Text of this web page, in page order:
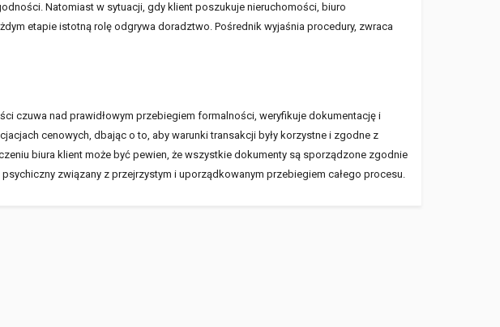
Natomiast w sytuacji, gdy klient poszukuje nieruchomości, biuro
etapie istotną rolę odgrywa doradztwo. Pośrednik wyjaśnia procedury, zwraca
czuwa nad prawidłowym przebiegiem formalności, weryfikuje dokumentację i
cenowych, dbając o to, aby warunki transakcji były korzystne i zgodne z
biura klient może być pewien, że wszystkie dokumenty są sporządzone zgodnie
związany z przejrzystym i uporządkowanym przebiegiem całego procesu.